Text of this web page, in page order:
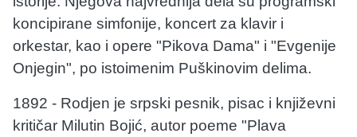
koncipirane simfonije, koncert za klavir i
orkestar, kao i opere "Pikova Dama" i "Evgenije
Onjegin", po istoimenim Puškinovim delima.
1892 - Rodjen je srpski pesnik, pisac i književni
kritičar Milutin Bojić, autor poeme "Plava